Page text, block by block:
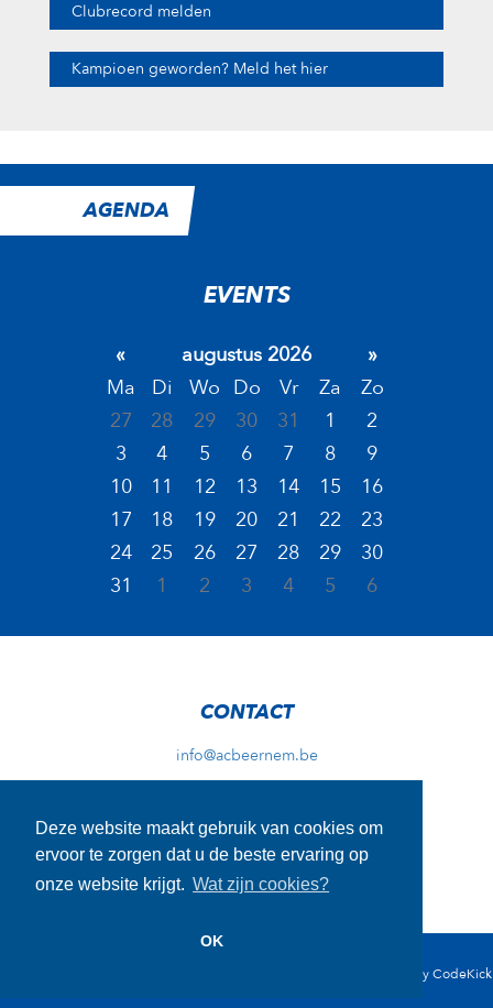
Deze website maakt gebruik van cookies om
ervoor te zorgen dat u de beste ervaring op
onze website krijgt. Wat zijn cookies?
OK
Clubrecord melden
Kampioen geworden? Meld het hier
AGENDA
EVENTS
« augustus 2026
»
Ma
Di Wo Do Vr Za
Zo
27
28 29 30 31 1
2
3
4 5 6 7 8
9
10
11 12 13 14 15
16
17
18 19 20 21 22
23
24
25 26 27 28 29
30
31
1 2 3 4 5 6
CONTACT
info@acbeernem.be
ADRES TRAININGEN
Wellingstraat 29A
8730 Beernem
- Copyright © 2026 - Website byCodeKick